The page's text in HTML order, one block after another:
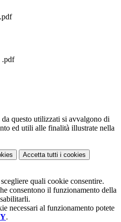
.pdf
questo utilizzati si avvalgono di
ed utili alle finalità illustrate nella
Accetta tutti i cookies
quali cookie consentire.
consentono il funzionamento della
necessari al funzionamento potete
.